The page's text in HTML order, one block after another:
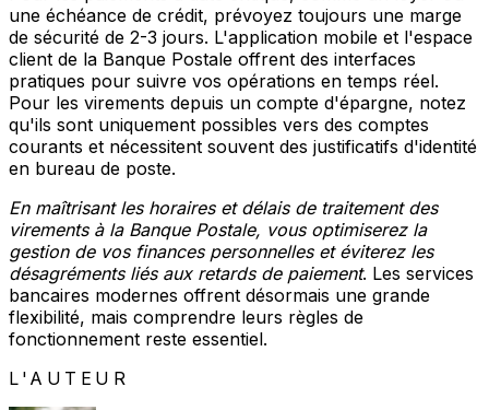
une échéance de crédit, prévoyez toujours une marge
de sécurité de 2-3 jours. L'application mobile et l'espace
client de la Banque Postale offrent des interfaces
pratiques pour suivre vos opérations en temps réel.
Pour les virements depuis un compte d'épargne, notez
qu'ils sont uniquement possibles vers des comptes
courants et nécessitent souvent des justificatifs d'identité
en bureau de poste.
En maîtrisant les horaires et délais de traitement des
virements à la Banque Postale, vous optimiserez la
gestion de vos finances personnelles et éviterez les
désagréments liés aux retards de paiement. Les services
bancaires modernes offrent désormais une grande
flexibilité, mais comprendre leurs règles de
fonctionnement reste essentiel.
L'AUTEUR